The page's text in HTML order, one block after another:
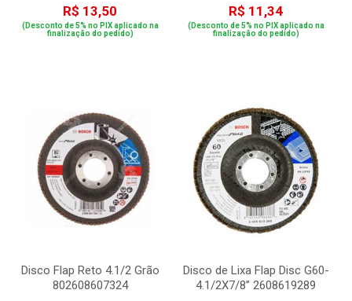
R$ 13,50
(Desconto de 5% no PIX aplicado na
finalização do pedido)
R$ 11,34
(Desconto de 5% no PIX aplicado na
finalização do pedido)
Disco Flap Reto 4.1/2 Grão
802608607324
Disco de Lixa Flap Disc G60-
4.1/2X7/8” 2608619289